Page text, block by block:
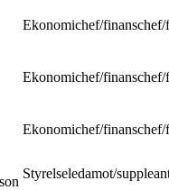
Ekonomichef/
Ekonomichef/
Ekonomichef/
Styrelseledamot/